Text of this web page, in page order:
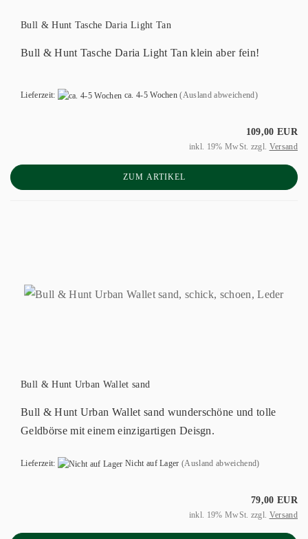
Bull & Hunt Tasche Daria Light Tan
Bull & Hunt Tasche Daria Light Tan klein aber fein!
Lieferzeit: ca. 4-5 Wochen (Ausland abweichend)
109,00 EUR
inkl. 19% MwSt. zzgl. Versand
ZUM ARTIKEL
Bull & Hunt Urban Wallet sand
Bull & Hunt Urban Wallet sand wunderschöne und tolle
Geldbörse mit einem einzigartigen Deisgn.
Lieferzeit: Nicht auf Lager (Ausland abweichend)
79,00 EUR
inkl. 19% MwSt. zzgl. Versand